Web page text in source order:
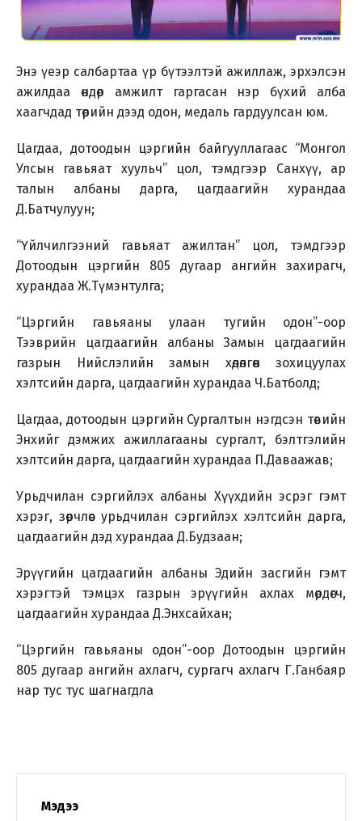
Энэ үеэр салбартаа үр бүтээлтэй ажиллаж, эрхэлсэн
ажилдаа өндөр амжилт гаргасан нэр бүхий алба
хаагчдад төрийн дээд одон, медаль гардуулсан юм.
Цагдаа, дотоодын цэргийн байгууллагаас “Монгол
Улсын гавьяат хуульч” цол, тэмдгээр Санхүү, ар
талын албаны дарга, цагдаагийн хурандаа
Д.Батчулуун;
“Үйлчилгээний гавьяат ажилтан” цол, тэмдгээр
Дотоодын цэргийн 805 дугаар ангийн захирагч,
хурандаа Ж.Түмэнтулга;
“Цэргийн гавьяаны улаан тугийн одон”-оор
Тээврийн цагдаагийн албаны Замын цагдаагийн
газрын Нийслэлийн замын хөдөлгөөн зохицуулах
хэлтсийн дарга, цагдаагийн хурандаа Ч.Батболд;
Цагдаа, дотоодын цэргийн Сургалтын нэгдсэн төвийн
Энхийг дэмжих ажиллагааны сургалт, бэлтгэлийн
хэлтсийн дарга, цагдаагийн хурандаа П.Даваажав;
Урьдчилан сэргийлэх албаны Хүүхдийн эсрэг гэмт
хэрэг, зөрчлөөс урьдчилан сэргийлэх хэлтсийн дарга,
цагдаагийн дэд хурандаа Д.Будзаан;
Эрүүгийн цагдаагийн албаны Эдийн засгийн гэмт
хэрэгтэй тэмцэх газрын эрүүгийн ахлах мөрдөгч,
цагдаагийн хурандаа Д.Энхсайхан;
“Цэргийн гавьяаны одон”-оор Дотоодын цэргийн
805 дугаар ангийн ахлагч, сургагч ахлагч Г.Ганбаяр
нар тус тус шагнагдла
Мэдээ